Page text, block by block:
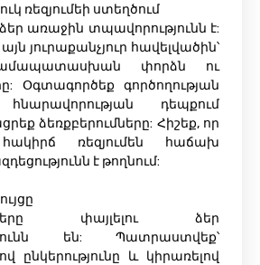
ռեզյումեի ստեղծում
ձեր առաջին տպավորությունն է:
յուրաքանչյուր հավելվածին՝
փորձն ու
Օգտագործեք գործողության
դեպքում
ձեռքբերումները: Հիշեք, որ
ռեզյումեն հաճախ
է թողնում:
փայլելու ձեր
են: Պատրաստվեք՝
ընկերությունը և կիրառելով